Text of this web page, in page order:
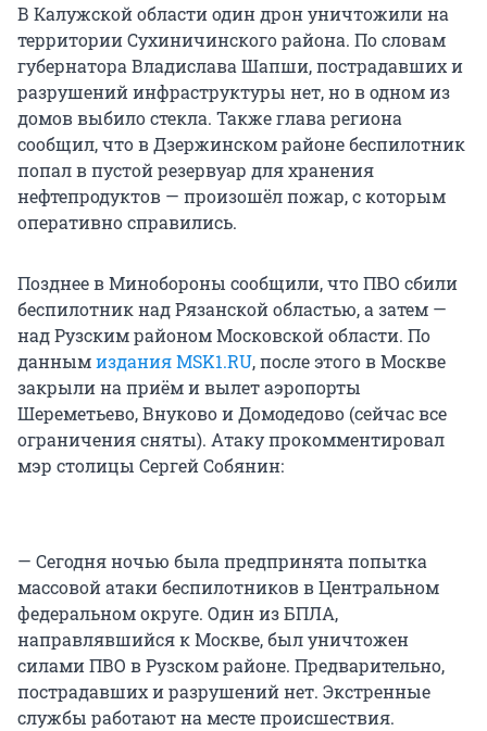
В Калужской области один дрон уничтожили на
территории Сухиничинского района. По словам
губернатора Владислава Шапши, пострадавших и
разрушений инфраструктуры нет, но в одном из
домов выбило стекла. Также глава региона
сообщил, что в Дзержинском районе беспилотник
попал в пустой резервуар для хранения
нефтепродуктов — произошёл пожар, с которым
оперативно справились.
Позднее в Минобороны сообщили, что ПВО сбили
беспилотник над Рязанской областью, а затем —
над Рузским районом Московской области. По
даннымиздания MSK1.RU, после этого в Москве
закрыли на приём и вылет аэропорты
Шереметьево, Внуково и Домодедово (сейчас все
ограничения сняты). Атаку прокомментировал
мэр столицы Сергей Собянин:
— Сегодня ночью была предпринята попытка
массовой атаки беспилотников в Центральном
федеральном округе. Один из БПЛА,
направлявшийся к Москве, был уничтожен
силами ПВО в Рузском районе. Предварительно,
пострадавших и разрушений нет. Экстренные
службы работают на месте происшествия.